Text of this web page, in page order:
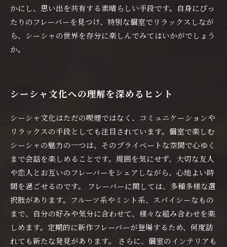
かにし、思い出を共有する素晴らしい手段です。自身にぴっ
たりのフレーバーを見つけ、特別な個室でリラックスしなが
ら、シーシャの世界を存分に楽しんでみてはいかがでしょう
か。
シーシャ文化への理解を深めるヒント
シーシャ文化はただの喫煙ではなく、コミュニケーションや
リラックスの手段としても注目されています。個室で楽しむ
シーシャの魅力の一つは、そのプライベートな空間で心ゆく
まで会話を楽しめることです。周囲を気にせず、大切な友人
や恋人とお互いのフレーバーをシェアしながら、心地よい時
間を過ごせるのです。 フレーバーに関しては、多種多様な選
択肢があります。フルーツ系やミント系、スパイシーなもの
まで、自分の好みや気分に合わせて、様々な組み合わせを楽
しめます。定期的に新作フレーバーが登場するため、何度訪
れても新たな発見があります。 さらに、個室のインテリアも